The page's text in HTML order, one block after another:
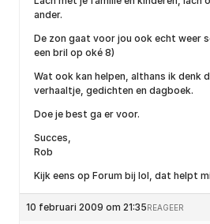
ander.
De zon gaat voor jou ook echt weer
een bril op oké 8)
Wat ook kan helpen, althans ik denk
verhaaltje, gedichten en dagboek.
Doe je best ga er voor.
Succes,
Rob
Kijk eens op Forum bij lol, dat helpt
10 februari 2009 om 21:35 REAGEER